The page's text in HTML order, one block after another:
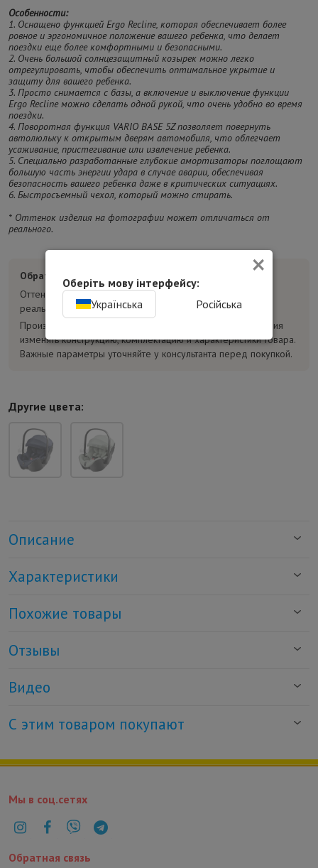
Особенности:
1. Оснащено функцией Ergo Recline, которая обеспечивает более
ровное и эргономичное положение вашего ребенка, что делает
поездки еще более комфортными и безопасными.
2. Очень большой солнцезащитный козырек можно легко
отрегулировать, чтобы обеспечить оптимальное укрытие и
защиту для вашего ребенка.
3. Просто снимается с базы, а включение и выключение функции
Ergo Recline можно сделать одной рукой, что очень удобно во время
поездки.
4. Поворотная функция VARIO BASE 5Z позволяет повернуть
автолюльку к открытым дверям автомобиля, что облегчает
усаживание, пристегивание или извлечение ребенка.
5. Специально разработанные глубокие амортизаторы поглощают
большую часть энергии удара в случае аварии, обеспечивая
безопасность вашего ребенка даже в критических ситуациях.
6. Быстросъемный чехол, который можно стирать.
* Оттенок изделия на фотографии может отличаться от
реального.
Обратите внимание:
Оттенок товара на фотографиях может отличаться от
реального.
Производитель может без предварительного уведомления
изменять конструкцию, комплектацию и характеристики товара.
Важные параметры уточняйте у консультанта перед покупкой.
Другие цвета:
Описание
Характеристики
Похожие товары
Отзывы
Видео
С этим товаром покупают
Мы в соц.сетях
Обратная связь
×
Оберіть мову інтерфейсу:
Українська
Російська